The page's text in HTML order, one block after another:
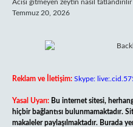
Acısı gitmeyen zeytin nasıl tatlandırılır
Temmuz 20, 2026
Reklam ve İletişim: Skype:
Yasal Uyarı: Bu internet sitesi,
hiçbir bağlantısı bulunmamaktadır.
makaleler paylaşılmaktadır. Burada